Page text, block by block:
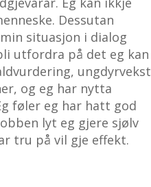
Dessutan
situasjon i dialog
utfordra på det eg kan
ungdyrvekst
og eg har nytta
føler eg har hatt god
lyt eg gjere sjølv
tru på vil gje effekt.